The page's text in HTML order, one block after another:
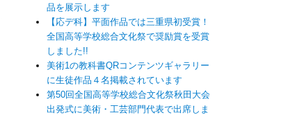
品を展示します
【応デ科】平面作品では三重県初受賞！
全国高等学校総合文化祭で奨励賞を受賞
しました!!
美術1の教科書QRコンテンツギャラリー
に生徒作品４名掲載されています
第50回全国高等学校総合文化祭秋田大会
出発式に美術・工芸部門代表で出席しま